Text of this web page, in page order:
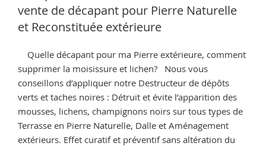
pierre
noircie,
conseils
vente
reconstituée »
vente de décapant pour Pierre Naturelle
et Reconstituée extérieure
Quelle décapant pour ma Pierre extérieure, comment
supprimer la moisissure et lichen? Nous vous
conseillons d’appliquer notre Destructeur de dépôts
verts et taches noires : Détruit et évite l’apparition des
mousses, lichens, champignons noirs sur tous types de
Terrasse en Pierre Naturelle, Dalle et Aménagement
extérieurs. Effet curatif et préventif sans altération du